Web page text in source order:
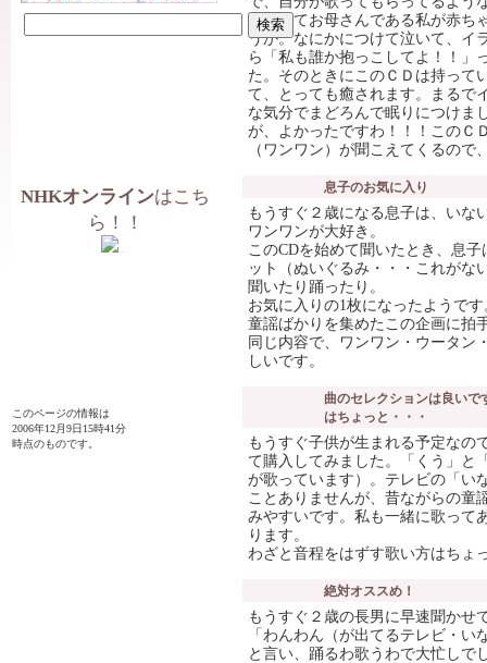
生まれてお母さんである私が赤ち
うか。なにかにつけて泣いて、イ
ら「私も誰か抱っこしてよ！！」
た。そのときにこのＣＤは持って
て、とっても癒されます。まるで
な気分でまどろんで眠りにつけま
が、よかったですわ！！！このＣ
（ワンワン）が聞こえてくるので
息子のお気に入り
もうすぐ２歳になる息子は、いな
ワンワンが大好き。
このCDを始めて聞いたとき、息
ット（ぬいぐるみ・・・これがな
聞いたり踊ったり。
お気に入りの1枚になったようです
童謡ばかりを集めたこの企画に拍
同じ内容で、ワンワン・ウータン
しいです。
曲のセレクションは良いで
はちょっと・・・
もうすぐ子供が生まれる予定なの
て購入してみました。「くう」と
が歌っています）。テレビの「い
ことありませんが、昔ながらの童
みやすいです。私も一緒に歌って
ります。
わざと音程をはずす歌い方はちょ
絶対オススめ！
もうすぐ２歳の長男に早速聞かせ
「わんわん（が出てるテレビ・
と言い、踊るわ歌うわで大忙しで
NHKオンラインはこち
ら！！
このページの情報は
2006年12月9日15時41分
時点のものです。